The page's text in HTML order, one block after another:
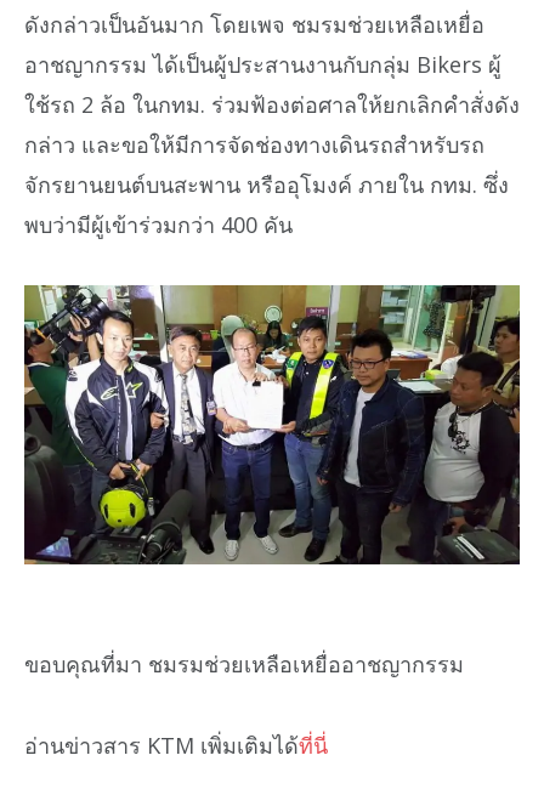
ดังกล่าวเป็นอันมาก โดยเพจ ชมรมช่วยเหลือเหยื่อ
อาชญากรรม ได้เป็นผู้ประสานงานกับกลุ่ม Bikers ผู้
ใช้รถ 2 ล้อ ในกทม. ร่วมฟ้องต่อศาลให้ยกเลิกคำสั่งดัง
กล่าว และขอให้มีการจัดช่องทางเดินรถสำหรับรถ
จักรยานยนต์บนสะพาน หรืออุโมงค์ ภายใน กทม. ซึ่ง
พบว่ามีผู้เข้าร่วมกว่า 400 คัน
ขอบคุณที่มา ชมรมช่วยเหลือเหยื่ออาชญากรรม
อ่านข่าวสาร KTM เพิ่มเติมได้ที่นี่